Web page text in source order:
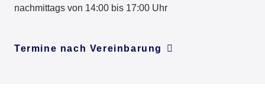
nachmittags von 14:00 bis 17:00 Uhr
Termine nach Vereinbarung